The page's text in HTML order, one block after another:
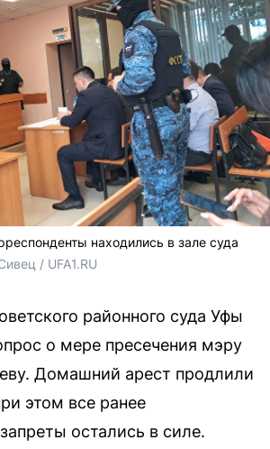
находились в зале суда
/ UFA1.RU
районного суда Уфы
о мере пресечения мэру
Домашний арест продлили
этом все ранее
остались в силе.